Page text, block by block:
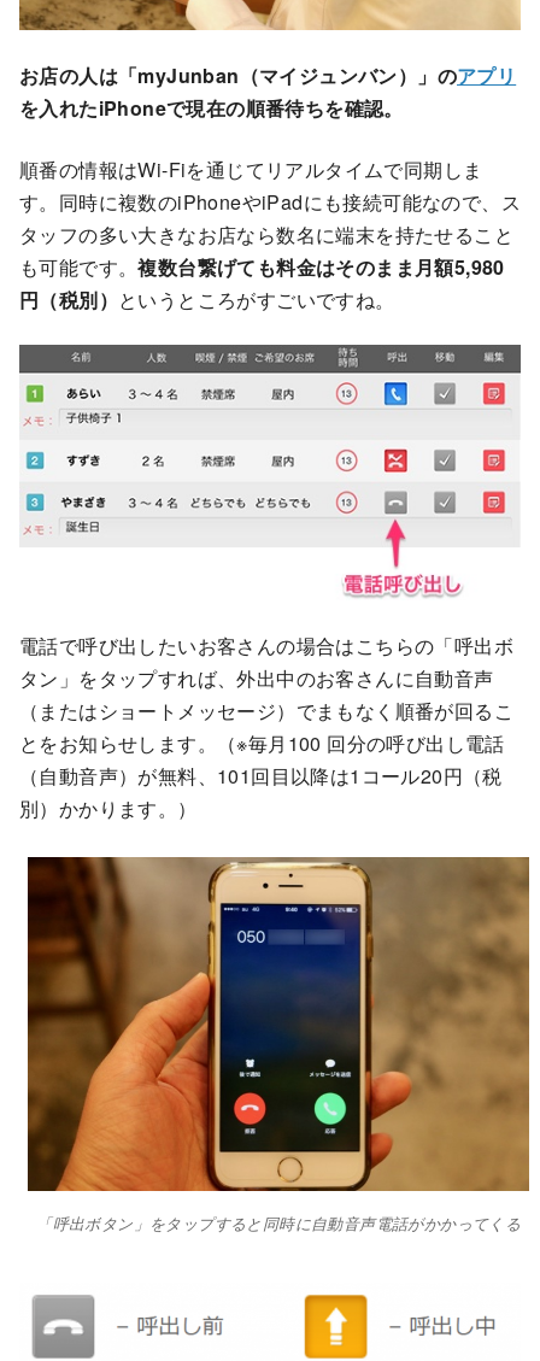
お店の人は「myJunban（マイジュンバン）」のアプリ
を入れたiPhoneで現在の順番待ちを確認。
順番の情報はWi-Fiを通じてリアルタイムで同期しま
す。同時に複数のiPhoneやiPadにも接続可能なので、ス
タッフの多い大きなお店なら数名に端末を持たせること
も可能です。複数台繋げても料金はそのまま月額5,980
円（税別） というところがすごいですね。
電話で呼び出したいお客さんの場合はこちらの「呼出ボ
タン」をタップすれば、外出中のお客さんに自動音声
（またはショートメッセージ）でまもなく順番が回るこ
とをお知らせします。（※毎月100 回分の呼び出し電話
（自動音声）が無料、101回目以降は1コール20円（税
別）かかります。）
「呼出ボタン」をタップすると同時に自動音声電話がかかってくる